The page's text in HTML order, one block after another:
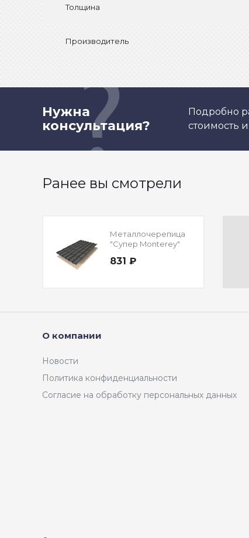
Толщина
Производитель
Нужна
консультация?
Подробно
стоимость
Ранее вы смотрели
Металлочерепица
"Супер Monterey"
Двусторонний RAL
831 ₽
О компании
Новости
Политика конфиденциальности
Согласие на обработку персональных данных